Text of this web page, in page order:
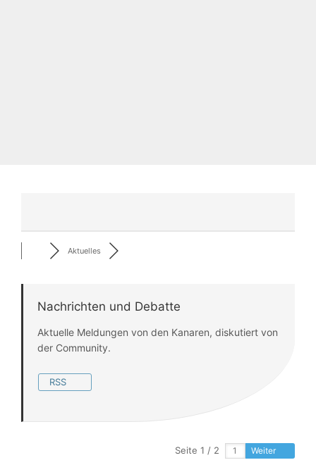
Aktuelles
Nachrichten und Debatte
Aktuelle Meldungen von den Kanaren, diskutiert von
der Community.
RSS
Seite 1 / 2 Weiter